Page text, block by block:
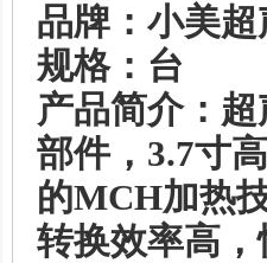
品牌 ：小美
规格：台
产品简介：
部件，3.7寸
的MCH加热
转换效率高